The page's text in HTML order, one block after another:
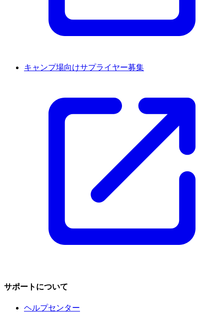
キャンプ場向けサプライヤー募集
サポートについて
ヘルプセンター